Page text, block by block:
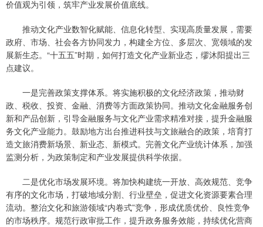
价值观为引领，筑牢产业发展价值底线。
推动文化产业数智化赋能、信息化转型、实现高质量发展，需要
政府、市场、社会各方协同发力，构建全方位、多层次、宽领域的发
展新生态。“十五五”时期，如何打造文化产业新业态，缪沐阳提出三
点建议。
一是完善政策支撑体系。将实施积极的文化经济政策，推动财
政、税收、投资、金融、消费等方面政策协同。推动文化金融服务创
新和产品创新，引导金融服务与文化产业需求精准对接，提升金融服
务文化产业能力。鼓励地方出台推进科技与文旅融合的政策，培育打
造文旅消费新场景、新业态、新模式。完善文化产业统计体系，加强
监测分析，为政策制定和产业发展提供科学依据。
二是优化市场发展环境。将加快构建统一开放、高效规范、竞争
有序的文化市场，打破地域分割、行业壁垒，促进文化资源要素合理
流动。整治文化和旅游领域“内卷式”竞争，形成优质优价、良性竞争
的市场秩序。规范行政审批工作，提升政务服务效能，持续优化营商